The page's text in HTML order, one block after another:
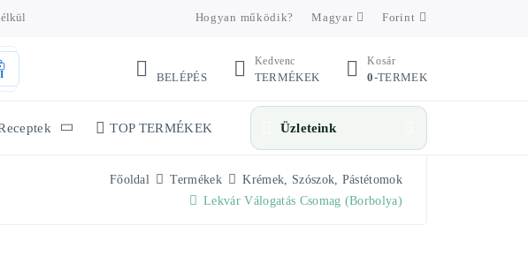
Hogyan működik? Magyar Forint
BELÉPÉS
Kedvenc
TERMÉKEK
Kosár
0-TERMEK
TOP TERMÉKEK Üzleteink
Főoldal Termékek
Krémek, Szószok, Pástétomok
Lekvár Válogatás Csomag (Borbolya)